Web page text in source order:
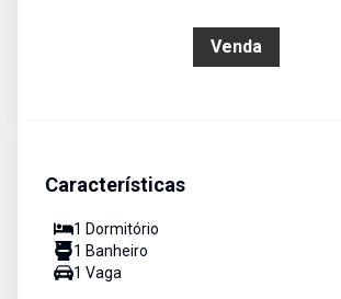
Venda
Características
1 Dormitório
1 Banheiro
1 Vaga